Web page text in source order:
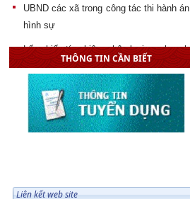
UBND các xã trong công tác thi hành án
hình sự
Lấy phiếu tín nhiệm phân loại quy hoạch
cán bộ VKS huyện Vĩnh Bảo
Đại hội chi đoàn Tòa án – Viện kiểm sát
– Thi hành án quận Hải An lần thứ 2,
nhiệm kỳ 2017 - 2019
THÔNG TIN CẦN BIẾT